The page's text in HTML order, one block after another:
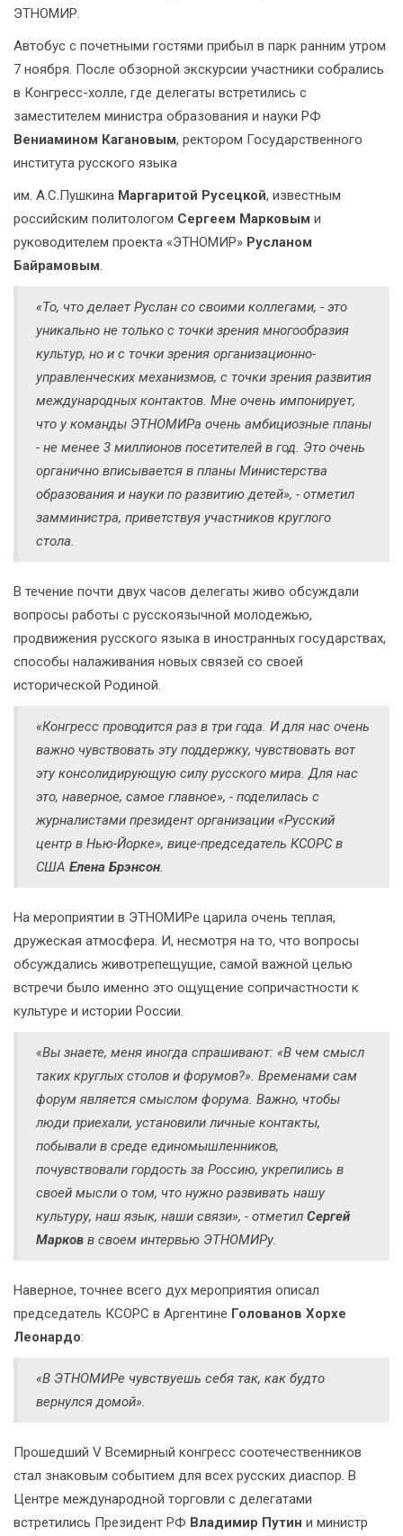
ЭТНОМИР.
Автобус с почетными гостями прибыл в парк ранним утром
7 ноября. После обзорной экскурсии участники собрались
в Конгресс-холле, где делегаты встретились с
заместителем министра образования и науки РФ
Вениамином Кагановым, ректором Государственного
института русского языка
им. А.С.Пушкина Маргаритой Русецкой, известным
российским политологом Сергеем Марковым и
руководителем проекта «ЭТНОМИР» Русланом
Байрамовым.
«То, что делает Руслан со своими коллегами, - это
уникально не только с точки зрения многообразия
культур, но и с точки зрения организационно-
управленческих механизмов, с точки зрения развития
международных контактов. Мне очень импонирует,
что у команды ЭТНОМИРа очень амбициозные планы
- не менее 3 миллионов посетителей в год. Это очень
органично вписывается в планы Министерства
образования и науки по развитию детей», - отметил
замминистра, приветствуя участников круглого
стола.
В течение почти двух часов делегаты живо обсуждали
вопросы работы с русскоязычной молодежью,
продвижения русского языка в иностранных государствах,
способы налаживания новых связей со своей
исторической Родиной.
«Конгресс проводится раз в три года. И для нас очень
важно чувствовать эту поддержку, чувствовать вот
эту консолидирующую силу русского мира. Для нас
это, наверное, самое главное», - поделилась с
журналистами президент организации «Русский
центр в Нью-Йорке», вице-председатель КСОРС в
США Елена Брэнсон.
На мероприятии в ЭТНОМИРе царила очень теплая,
дружеская атмосфера. И, несмотря на то, что вопросы
обсуждались животрепещущие, самой важной целью
встречи было именно это ощущение сопричастности к
культуре и истории России.
«Вы знаете, меня иногда спрашивают: «В чем смысл
таких круглых столов и форумов?». Временами сам
форум является смыслом форума. Важно, чтобы
люди приехали, установили личные контакты,
побывали в среде единомышленников,
почувствовали гордость за Россию, укрепились в
своей мысли о том, что нужно развивать нашу
культуру, наш язык, наши связи», - отметил Сергей
Марков в своем интервью ЭТНОМИРу.
Наверное, точнее всего дух мероприятия описал
председатель КСОРС в Аргентине Голованов Хорхе
Леонардо:
«В ЭТНОМИРе чувствуешь себя так, как будто
вернулся домой».
Прошедший V Всемирный конгресс соотечественников
стал знаковым событием для всех русских диаспор. В
Центре международной торговли с делегатами
встретились Президент РФ Владимир Путин и министр